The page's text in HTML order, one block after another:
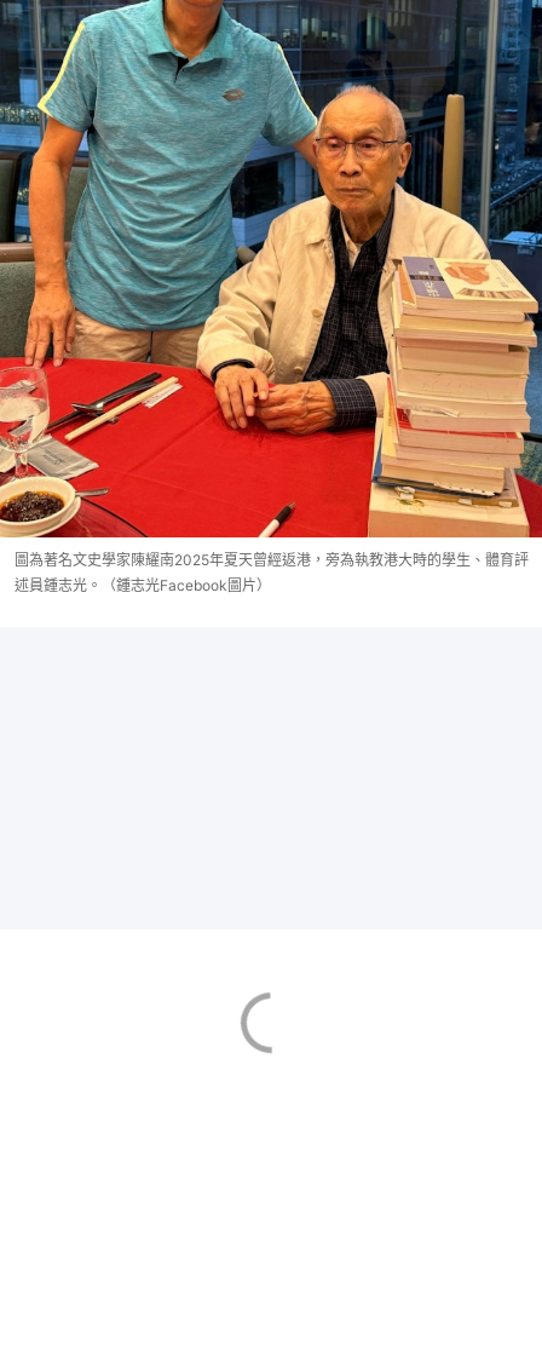
圖為著名文史學家陳耀南2025年夏天曾經返港，旁為執教港大時的學生、體育評
述員鍾志光。（鍾志光Facebook圖片）